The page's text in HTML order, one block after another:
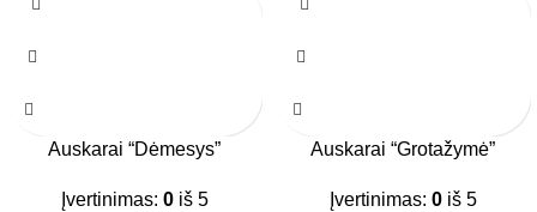
Auskarai “Dėmesys”
Įvertinimas: 0iš 5
Auskarai “Grotažymė”
Įvertinimas: 0iš 5